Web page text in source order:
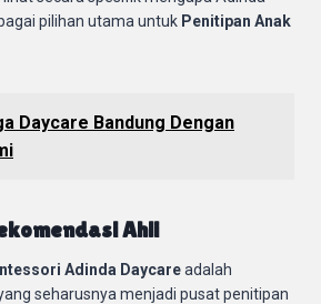
pilihan utama untuk Penitipan Anak
Daycare Bandung Dengan
Ahli
Adinda Daycareadalah
seharusnya menjadi pusat penitipan